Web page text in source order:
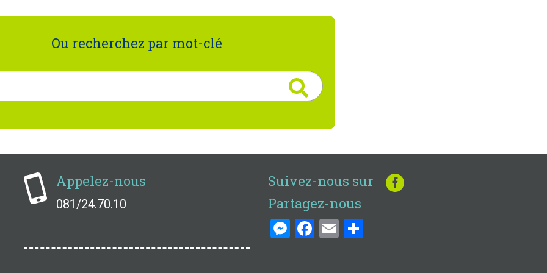
Ou recherchez par mot-clé
Appelez-nous
081/24.70.10
Suivez-nous sur
Partagez-nous
Messenger
Facebook
EmailShare